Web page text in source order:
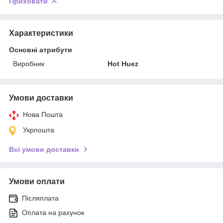
Характеристики
Основні атрибути
Виробник
Hot Huez
Умови доставки
Нова Пошта
Укрпошта
Всі умови доставки
Умови оплати
Післяплата
Оплата на рахунок